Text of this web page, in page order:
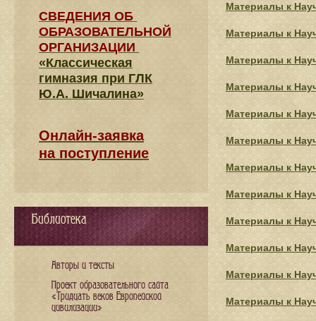
Материалы к
Материалы к
Материалы к
Материалы к
Материалы к
Материалы к
Материалы к
Материалы к
Материалы к
Материалы к
Материалы к
Материалы к
СВЕДЕНИЯ​ ОБ
ОБРАЗОВАТЕЛЬНОЙ
ОРГАНИЗАЦИИ
«Классическая
гимназия при ГЛК
Ю.А. Шичалина»
Онлайн-заявка
на поступление
Библиотека
Авторы и тексты
Проект образовательного сайта
«Тридцать веков Европейской
цивилизации»